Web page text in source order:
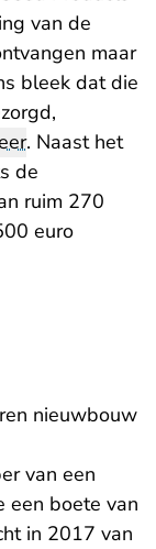
van de
maar
bleek dat die
. Naast het
de
ruim 270
euro
nieuwbouw
van een
een boete van
in 2017 van